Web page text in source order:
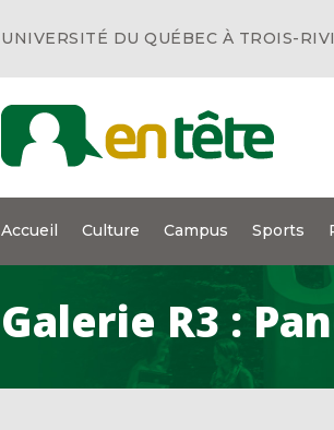
UNIVERSITÉ DU QUÉBEC À TROIS-
Accueil Culture Campus Sports
Galerie R3 :